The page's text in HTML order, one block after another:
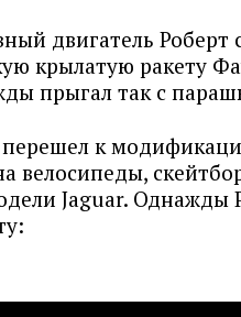
двигатель Роберт
крылатую ракету
прыгал так с
к
велосипеды,
Jaguar. Однажды